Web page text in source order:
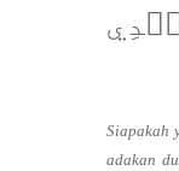
Siapakah
adakan